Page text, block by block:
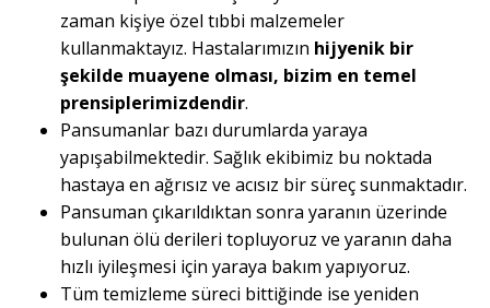
zaman kişiye özel tıbbi malzemeler
kullanmaktayız. Hastalarımızın hijyenik bir
şekilde muayene olması, bizim en temel
prensiplerimizdendir.
Pansumanlar bazı durumlarda yaraya
yapışabilmektedir. Sağlık ekibimiz bu noktada
hastaya en ağrısız ve acısız bir süreç sunmaktadır.
Pansuman çıkarıldıktan sonra yaranın üzerinde
bulunan ölü derileri topluyoruz ve yaranın daha
hızlı iyileşmesi için yaraya bakım yapıyoruz.
Tüm temizleme süreci bittiğinde ise yeniden